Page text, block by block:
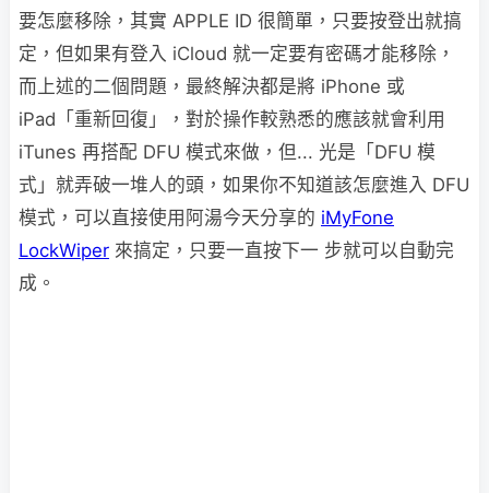
要怎麼移除，其實 APPLE ID 很簡單，只要按登出就搞
定，但如果有登入 iCloud 就一定要有密碼才能移除，
而上述的二個問題，最終解決都是將 iPhone 或
iPad「重新回復」，對於操作較熟悉的應該就會利用
iTunes 再搭配 DFU 模式來做，但... 光是「DFU 模
式」就弄破一堆人的頭，如果你不知道該怎麼進入 DFU
模式，可以直接使用阿湯今天分享的 iMyFone
LockWiper 來搞定，只要一直按下一 步就可以自動完
成。